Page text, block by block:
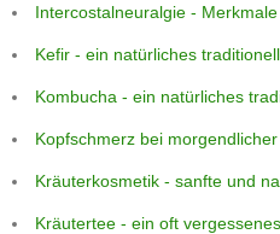
Intercostalneuralgie -
Kefir - ein natürliches
Kombucha - ein natürliches
Kopfschmerz bei
Kräuterkosmetik - sanfte und
Kräutertee - ein oft